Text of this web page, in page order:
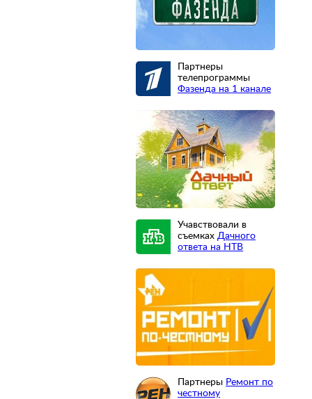
Партнеры
телепрограммы
Фазенда на 1 канале
Учавствовали в
съемках Дачного
ответа на НТВ
Партнеры Ремонт по
честному